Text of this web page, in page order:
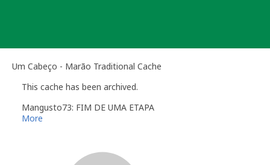
Um Cabeço - Marão Traditional Cache
This cache has been archived.
Mangusto73: FIM DE UMA ETAPA
More